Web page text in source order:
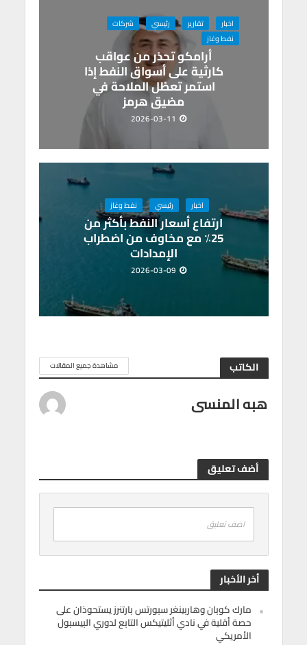
اخبار تقارير رئيسي
شركات
نفط وغاز
أرامكو تحذر من عواقب
كارثية على أسواق النفط إذا
استمر تعطّل الملاحة في
مضيق هرمز
2026-03-11
اخبار رئيسي نفط وغاز
ارتفاع أسعار النفط بأكثر من
25٪ مع مخاوف من اضطراب
الإمدادات
2026-03-09
الكاتب مشاهدة جميع المقالات
هبه المنسى
أضف تعليق
اضف تعليق
أخر الأخبار
مارك كوبان وهاربينغر سبورتس بارتنرز يستحوذان على
حصة أقلية في نادي أثليتيكس التابع لدوري البيسبول
الأمريكي